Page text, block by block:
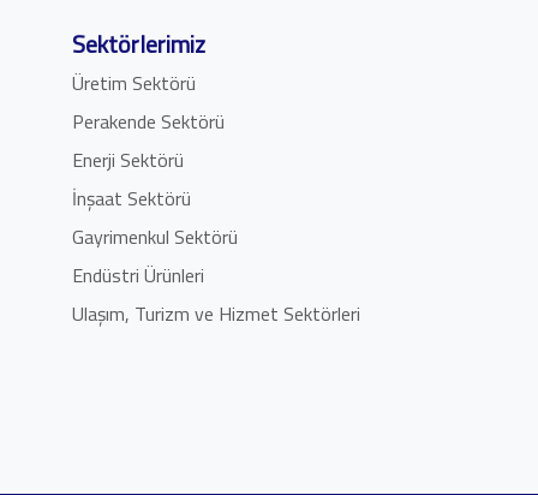
Sektörlerimiz
Üretim Sektörü
Perakende Sektörü
Enerji Sektörü
İnşaat Sektörü
Gayrimenkul Sektörü
Endüstri Ürünleri
Ulaşım, Turizm ve Hizmet Sektörleri